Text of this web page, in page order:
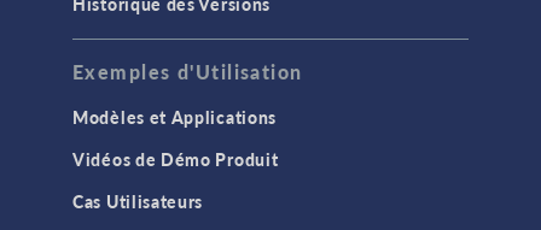
Calcul cluster & cloud
Etudes et solveurs
Interface utilisateur
Interfaces physiques
Exemples d'Utilisation
Modèles et Applications
Vidéos de Démo Produit
Cas Utilisateurs